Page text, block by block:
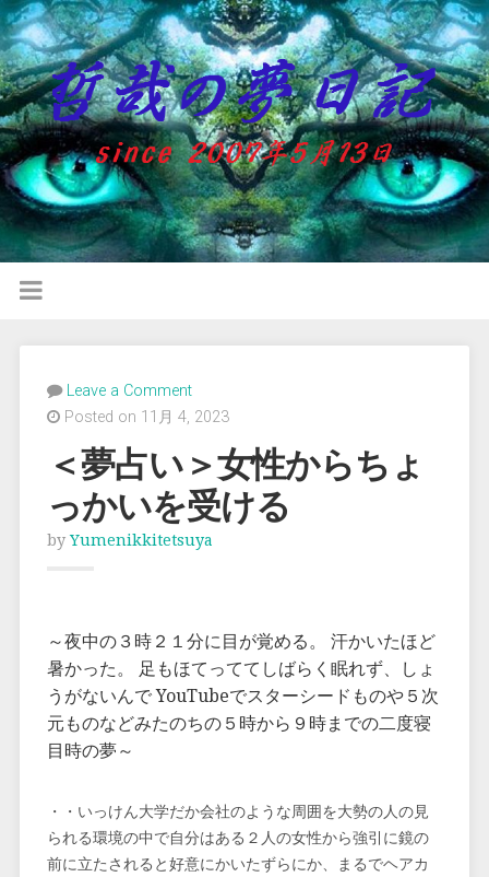
Leave a Comment
Posted on 11月 4, 2023
＜夢占い＞女性からちょ
っかいを受ける
byYumenikkitetsuya
～夜中の３時２１分に目が覚める。 汗かいたほど
暑かった。 足もほてっててしばらく眠れず、しょ
うがないんで YouTubeでスターシードものや５次
元ものなどみたのちの５時から９時までの二度寝
目時の夢～
・・いっけん大学だか会社のような周囲を大勢の人の見
られる環境の中で自分はある２人の女性から強引に鏡の
前に立たされると好意にかいたずらにか、まるでヘアカ